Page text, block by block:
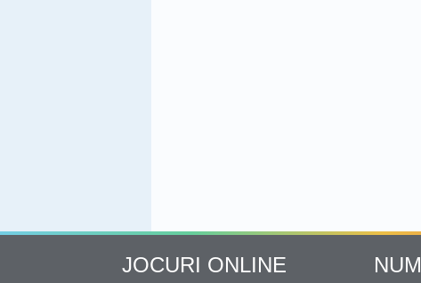
JOCURI ONLINE